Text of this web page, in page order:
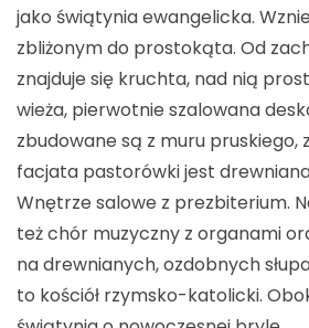
jako świątynia ewangelicka.
zbliżonym do prostokąta. Od
znajduje się kruchta, nad nią
wieża, pierwotnie szalowana
zbudowane są z muru pruskiego,
facjata pastorówki jest
Wnętrze salowe z prezbiterium.
też chór muzyczny z organami
na drewnianych, ozdobnych
to kościół rzymsko-katolicki.